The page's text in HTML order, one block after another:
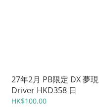
27年2月 PB限定 DX 夢現
Driver HKD358 日
HK$100.00